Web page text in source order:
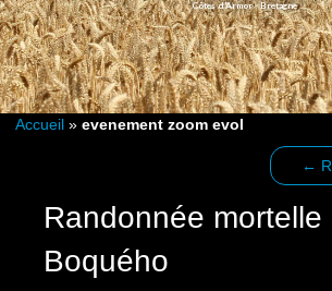
Accueil » evenement zoom evol
←
Randonnée mortelle
Boquého